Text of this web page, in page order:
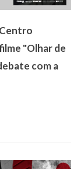
"Olhar de
com a